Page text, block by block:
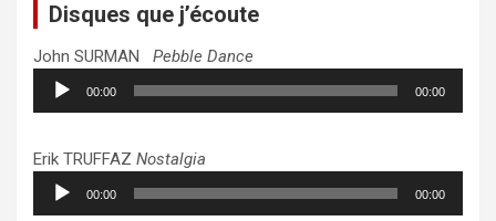
Disques que j’écoute
John SURMAN Pebble Dance
Lecteur
audio
00:00 00:00
Erik TRUFFAZ Nostalgia
Lecteur
audio
00:00 00:00